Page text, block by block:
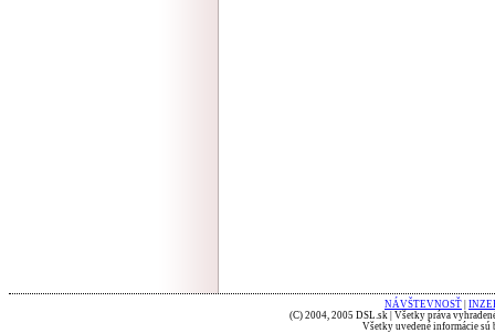
NÁVŠTEVNOSŤ
(C) 2004, 2005 DSL.sk | Všetky práva
Všetky uvedené informácie sú